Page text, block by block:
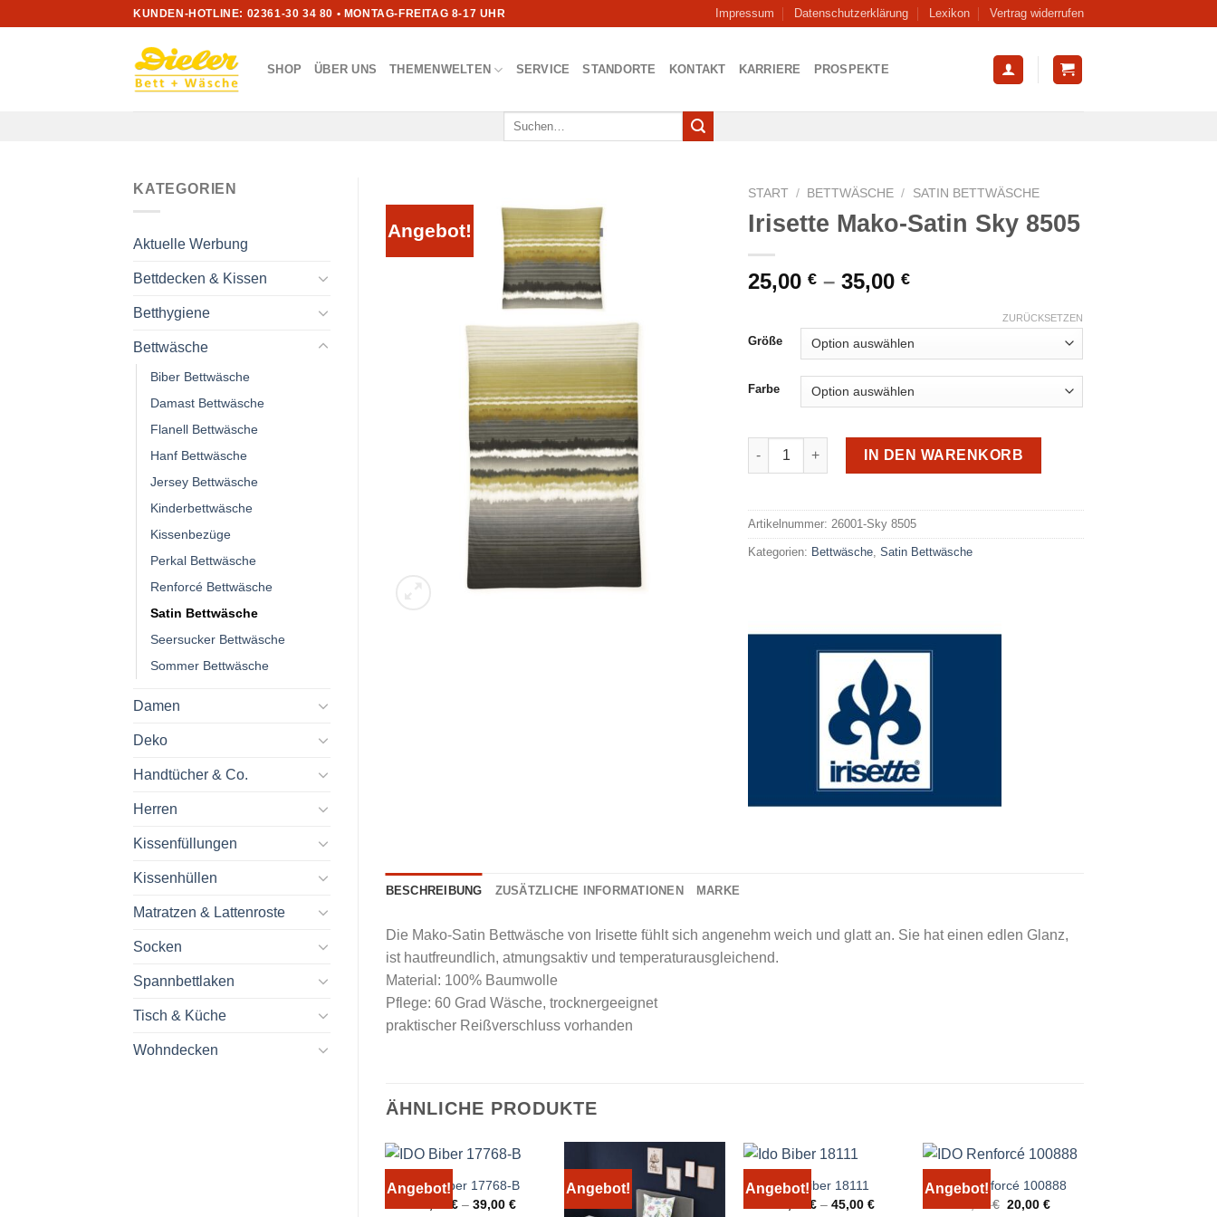
KUNDEN-HOTLINE: 02361-30 34 80 • MONTAG-FREITAG 8-17 UHR Impressum Datenschutzerklärung Lexikon Vertrag widerrufen
SHOP ÜBER UNS THEMENWELTEN SERVICE STANDORTE KONTAKT KARRIERE PROSPEKTE
Suchen
KATEGORIEN
Aktuelle Werbung
Bettdecken & Kissen
Betthygiene
Bettwäsche
Biber Bettwäsche
Damast Bettwäsche
Flanell Bettwäsche
Hanf Bettwäsche
Jersey Bettwäsche
Kinderbettwäsche
Kissenbezüge
Perkal Bettwäsche
Renforcé Bettwäsche
Satin Bettwäsche
Seersucker Bettwäsche
Sommer Bettwäsche
Damen
Deko
Handtücher & Co.
Herren
Kissenfüllungen
Kissenhüllen
Matratzen & Lattenroste
Socken
Spannbettlaken
Tisch & Küche
Wohndecken
Angebot!
START / BETTWÄSCHE / SATIN BETTWÄSCHE
Irisette Mako-Satin Sky 8505
25,00€ –35,00€
Größe
Farbe
ZURÜCKSETZEN
Irisette Mako-Satin Sky 8505 Menge
IN DEN WARENKORB
Artikelnummer: 26001-Sky 8505
Kategorien: Bettwäsche ,Satin Bettwäsche
BESCHREIBUNG ZUSÄTZLICHE INFORMATIONEN MARKE
Die Mako-Satin Bettwäsche von Irisette fühlt sich angenehm weich und glatt an. Sie hat einen edlen Glanz,
ist hautfreundlich, atmungsaktiv und temperaturausgleichend.
Material: 100% Baumwolle
Pflege: 60 Grad Wäsche, trocknergeeignet
praktischer Reißverschluss vorhanden
ÄHNLICHE PRODUKTE
Angebot!
IDO Biber 17768-B
€ –39,00€
Angebot! Angebot!Ido Biber 18111
€ –45,00€
Angebot!
IDO Renforcé 100888
24,99€ Ursprünglicher
20,00€Aktueller